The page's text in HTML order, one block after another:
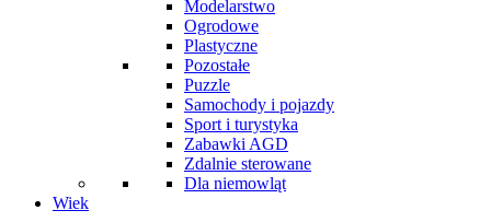
Modelarstwo
Ogrodowe
Plastyczne
Pozostałe
Puzzle
Samochody i pojazdy
Sport i turystyka
Zabawki AGD
Zdalnie sterowane
Dla niemowląt
Wiek